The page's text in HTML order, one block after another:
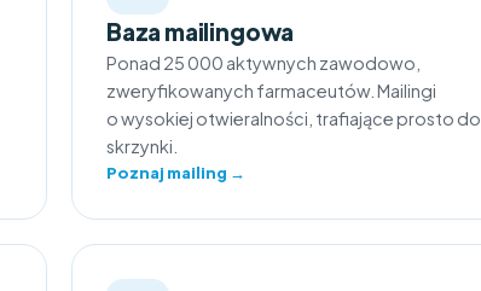
Baza mailingowa
Ponad 25 000 aktywnych zawodowo,
zweryfikowanych farmaceutów. Mailingi
o wysokiej otwieralności, trafiające prosto do
skrzynki.
Poznaj mailing →